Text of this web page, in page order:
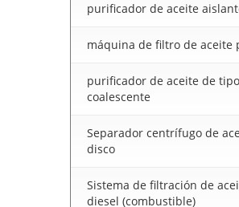
purificador de aceite
máquina de filtro de aceite
purificador de aceite de tipo
coalescente
Separador centrífugo de
disco
Sistema de filtración de
diesel (combustible)